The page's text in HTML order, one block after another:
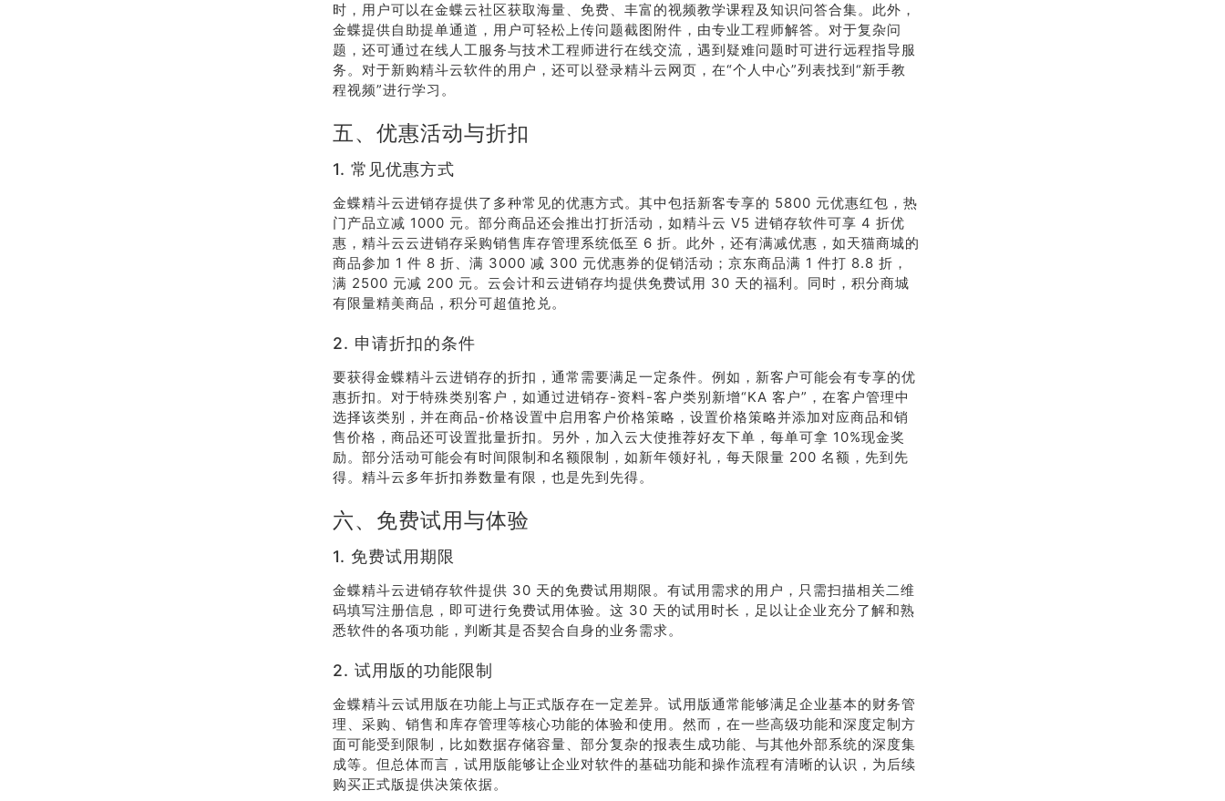
时，用户可以在金蝶云社区获取海量、免费、丰富的视频教学课程及知识问答合集。此外，
金蝶提供自助提单通道，用户可轻松上传问题截图附件，由专业工程师解答。对于复杂问
题，还可通过在线人工服务与技术工程师进行在线交流，遇到疑难问题时可进行远程指导服
务。对于新购精斗云软件的用户，还可以登录精斗云网页，在“个人中心”列表找到“新手教
程视频”进行学习。
五、优惠活动与折扣
1. 常见优惠方式
金蝶精斗云进销存提供了多种常见的优惠方式。其中包括新客专享的 5800 元优惠红包，热
门产品立减 1000 元。部分商品还会推出打折活动，如精斗云 V5 进销存软件可享 4 折优
惠，精斗云云进销存采购销售库存管理系统低至 6 折。此外，还有满减优惠，如天猫商城的
商品参加 1 件 8 折、满 3000 减 300 元优惠券的促销活动；京东商品满 1 件打 8.8 折，
满 2500 元减 200 元。云会计和云进销存均提供免费试用 30 天的福利。同时，积分商城
有限量精美商品，积分可超值抢兑。
2. 申请折扣的条件
要获得金蝶精斗云进销存的折扣，通常需要满足一定条件。例如，新客户可能会有专享的优
惠折扣。对于特殊类别客户，如通过进销存-资料-客户类别新增“KA 客户”，在客户管理中
选择该类别，并在商品-价格设置中启用客户价格策略，设置价格策略并添加对应商品和销
售价格，商品还可设置批量折扣。另外，加入云大使推荐好友下单，每单可拿 10%现金奖
励。部分活动可能会有时间限制和名额限制，如新年领好礼，每天限量 200 名额，先到先
得。精斗云多年折扣券数量有限，也是先到先得。
六、免费试用与体验
1. 免费试用期限
金蝶精斗云进销存软件提供 30 天的免费试用期限。有试用需求的用户，只需扫描相关二维
码填写注册信息，即可进行免费试用体验。这 30 天的试用时长，足以让企业充分了解和熟
悉软件的各项功能，判断其是否契合自身的业务需求。
2. 试用版的功能限制
金蝶精斗云试用版在功能上与正式版存在一定差异。试用版通常能够满足企业基本的财务管
理、采购、销售和库存管理等核心功能的体验和使用。然而，在一些高级功能和深度定制方
面可能受到限制，比如数据存储容量、部分复杂的报表生成功能、与其他外部系统的深度集
成等。但总体而言，试用版能够让企业对软件的基础功能和操作流程有清晰的认识，为后续
购买正式版提供决策依据。